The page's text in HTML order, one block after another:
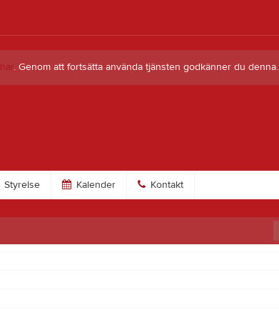
här. Genom att fortsätta använda tjänsten godkänner du denna.
Styrelse Kalender Kontakt